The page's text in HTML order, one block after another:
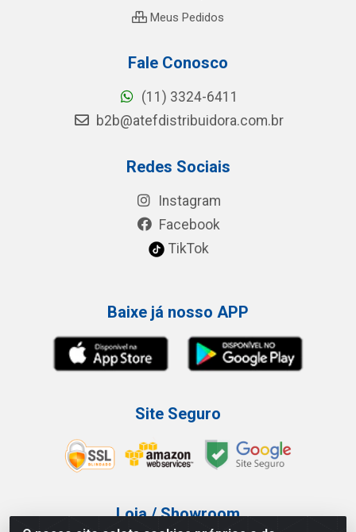
Meus Pedidos
Fale Conosco
(11) 3324-6411
b2b@atefdistribuidora.com.br
Redes Sociais
Instagram
Facebook
TikTok
Baixe já nosso APP
Site Seguro
Loja / Showroom